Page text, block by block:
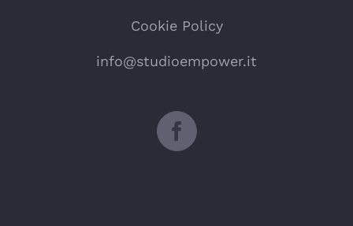
Cookie Policy
info@studioempower.it